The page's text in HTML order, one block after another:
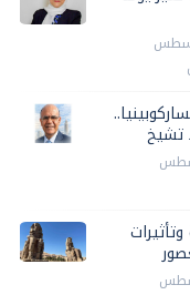
06 اغسطس
تشيخ
05 اغسطس
وتأثيرات
05 اغسطس